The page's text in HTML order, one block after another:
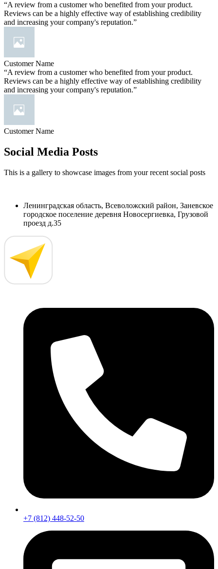
“A review from a customer who benefited from your product.
Reviews can be a highly effective way of establishing credibility
and increasing your company's reputation.”
Customer Name
“A review from a customer who benefited from your product.
Reviews can be a highly effective way of establishing credibility
and increasing your company's reputation.”
Customer Name
Social Media Posts
This is a gallery to showcase images from your recent social posts
Ленинградская область, Всеволожский район, Заневское
городское поселение деревня Новосергиевка, Грузовой
проезд д.35
+7 (812) 448-52-50